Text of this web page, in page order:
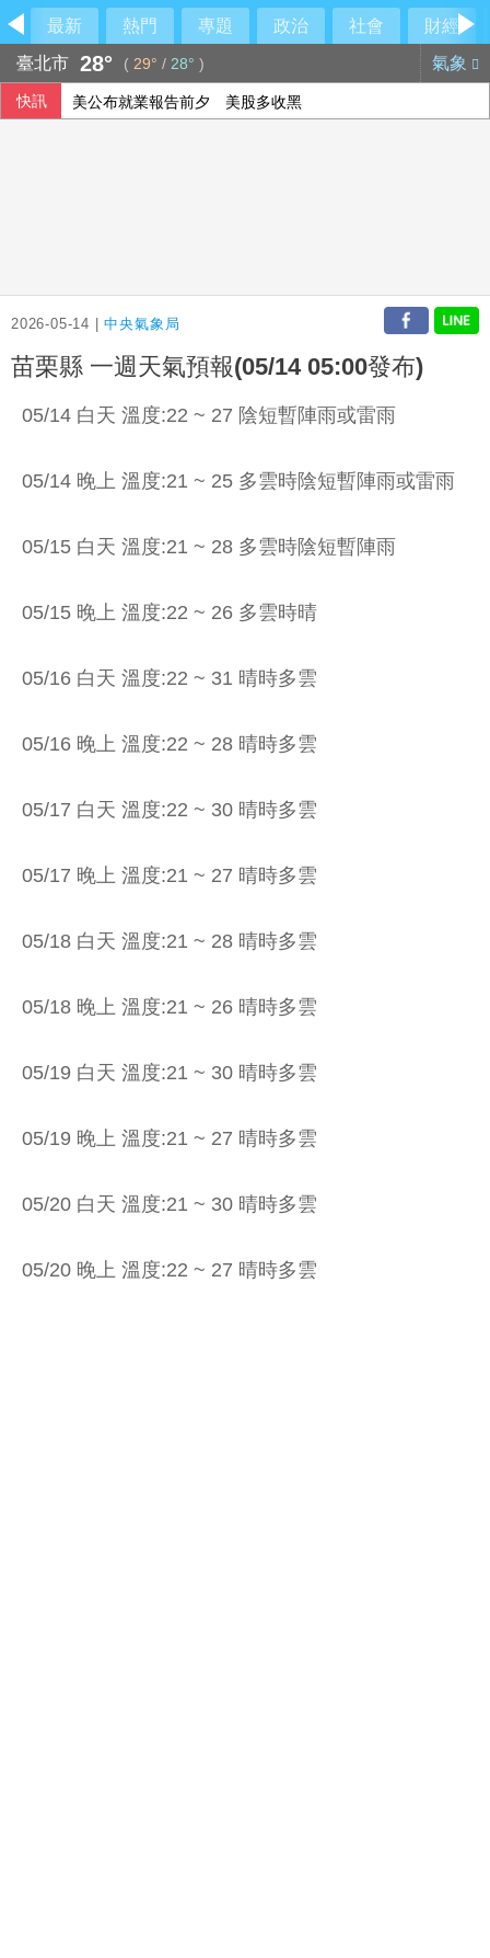
最新 熱門 專題 政治 社會
財經
臺北市 28° ( 29° / 28° ) 氣象
快訊 美公布就業報告前夕 美股多收黑
2026-05-14 |中央氣象局
苗栗縣 一週天氣預報(05/14 05:00發布)
05/14 白天 溫度:22 ~ 27 陰短暫陣雨或雷雨
05/14 晚上 溫度:21 ~ 25 多雲時陰短暫陣雨或雷雨
05/15 白天 溫度:21 ~ 28 多雲時陰短暫陣雨
05/15 晚上 溫度:22 ~ 26 多雲時晴
05/16 白天 溫度:22 ~ 31 晴時多雲
05/16 晚上 溫度:22 ~ 28 晴時多雲
05/17 白天 溫度:22 ~ 30 晴時多雲
05/17 晚上 溫度:21 ~ 27 晴時多雲
05/18 白天 溫度:21 ~ 28 晴時多雲
05/18 晚上 溫度:21 ~ 26 晴時多雲
05/19 白天 溫度:21 ~ 30 晴時多雲
05/19 晚上 溫度:21 ~ 27 晴時多雲
05/20 白天 溫度:21 ~ 30 晴時多雲
05/20 晚上 溫度:22 ~ 27 晴時多雲